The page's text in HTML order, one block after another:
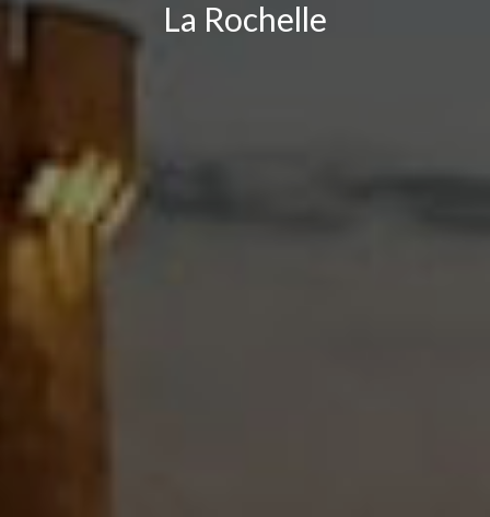
La Rochelle